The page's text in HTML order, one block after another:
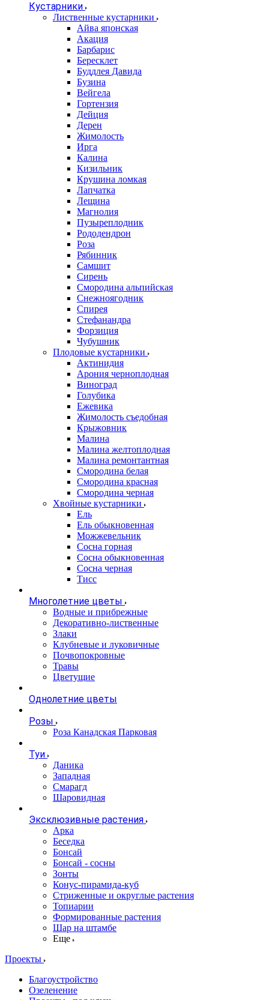
Кустарники
Лиственные кустарники
Айва японская
Акация
Барбарис
Бересклет
Буддлея Давида
Бузина
Вейгела
Гортензия
Дейция
Дерен
Жимолость
Ирга
Калина
Кизильник
Крушина ломкая
Лапчатка
Лещина
Магнолия
Пузыреплодник
Рододендрон
Роза
Рябинник
Самшит
Сирень
Смородина альпийская
Снежноягодник
Спирея
Стефанандра
Форзиция
Чубушник
Плодовые кустарники
Актинидия
Арония черноплодная
Виноград
Голубика
Ежевика
Жимолость съедобная
Крыжовник
Малина
Малина желтоплодная
Малина ремонтантная
Смородина белая
Смородина красная
Смородина черная
Хвойные кустарники
Ель
Ель обыкновенная
Можжевельник
Сосна горная
Сосна обыкновенная
Сосна черная
Тисс
Многолетние цветы
Водные и прибрежные
Декоративно-лиственные
Злаки
Клубневые и луковичные
Почвопокровные
Травы
Цветущие
Однолетние цветы
Розы
Роза Канадская Парковая
Туи
Даника
Западная
Смарагд
Шаровидная
Эксклюзивные растения
Арка
Беседка
Бонсай
Бонсай - сосны
Зонты
Конус-пирамида-куб
Стриженные и округлые растения
Топиарии
Формированные растения
Шар на штамбе
Еще
Проекты
Благоустройство
Озеленение